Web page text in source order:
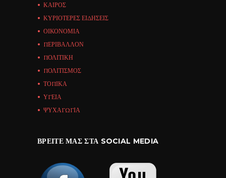
ΚΑΙΡΟΣ
ΚΥΡΙΟΤΕΡΕΣ ΕΙΔΗΣΕΙΣ
ΟΙΚΟΝΟΜΙΑ
ΠΕΡΙΒΑΛΛΟΝ
ΠΟΛΙΤΙΚΗ
ΠΟΛΙΤΙΣΜΟΣ
ΤΟΠΙΚΑ
ΥΓΕΙΑ
ΨΥΧΑΓΩΓΙΑ
ΒΡΕΊΤΕ ΜΑΣ ΣΤΑ SOCIAL MEDIA